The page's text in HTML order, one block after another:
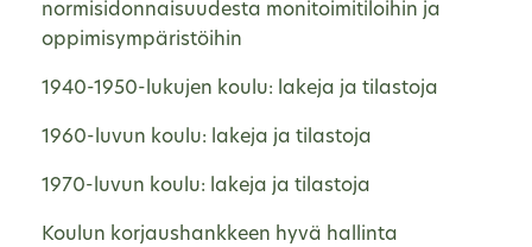
normisidonnaisuudesta monitoimitiloihin ja
oppimisympäristöihin
1940-1950-lukujen koulu: lakeja ja tilastoja
1960-luvun koulu: lakeja ja tilastoja
1970-luvun koulu: lakeja ja tilastoja
Koulun korjaushankkeen hyvä hallinta